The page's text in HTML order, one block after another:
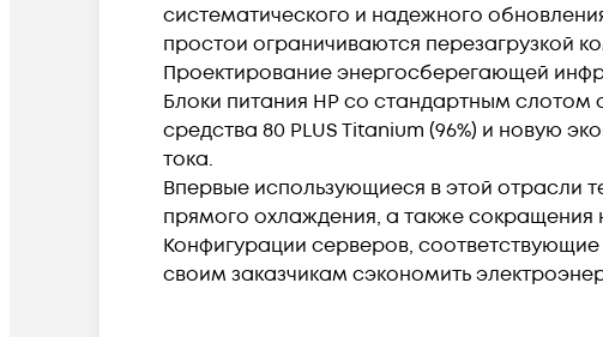
систематического и надежного
простои ограничиваются перезагрузкой
Проектирование энергосберегающей
Блоки питания HP со стандартным
средства 80 PLUS Titanium (96%) и новую
тока.
Впервые использующиеся в этой отрасли
прямого охлаждения, а также сокращения
Конфигурации серверов, соответствующие
своим заказчикам сэкономить